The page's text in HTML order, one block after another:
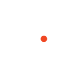
best experience
you accept
website is used and
or to find out how